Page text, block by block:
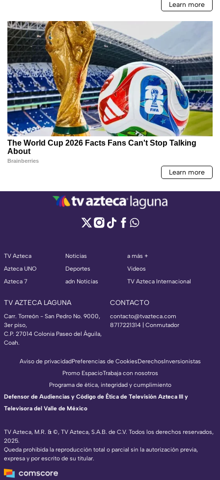
TV Azteca
Azteca UNO
Azteca 7
Noticias
Deportes
adn Noticias
a más +
Videos
TV Azteca Internacional
TV AZTECA LAGUNA
Carr. Torreón - San Pedro No. 9000,
3er piso,
C.P. 27014 Colonia Paseo del Águila,
Coah.
CONTACTO
contacto@tvazteca.com
8717221314 | Conmutador
TV Azteca, M.R. & ©, TV Azteca, S.A.B. de C.V. Todos los derechos reservados,
2025.
Queda prohibida la reproducción total o parcial sin la autorización previa,
expresa y por escrito de su titular.
Aviso de privacidadPreferencias de CookiesDerechosInversionistas
Promo EspacioTrabaja con nosotros
Programa de ética, integridad y cumplimiento
Defensor de Audiencias y Código de Ética de Televisión Azteca III y
Televisora del Valle de México